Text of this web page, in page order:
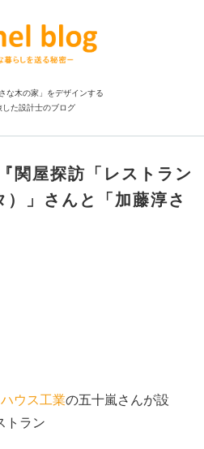
な木の家」をデザインする
した設計士のブログ
関屋探訪「レストラン
」さんと「加藤淳さ
ウス工業の五十嵐さんが設
トラン